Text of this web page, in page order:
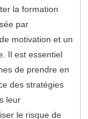
la formation
par
motivation et un
Il est essentiel
de prendre en
des stratégies
leur
le risque de